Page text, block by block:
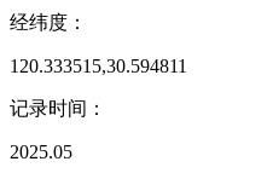
经纬度：
120.333515,30.594811
记录时间：
2025.05